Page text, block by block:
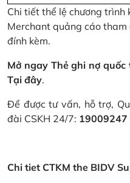
Chi tiết thể lệ chương trình
Merchant quảng cáo
đính kèm.
Mở ngay Thẻ ghi nợ
Tại đây.
Để được tư vấn, hỗ trợ,
đài CSKH 24/7: 19009247
Chi tiet CTKM the BIDV